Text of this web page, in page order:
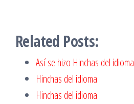
Related Posts:
Así se hizo Hinchas del idioma
Hinchas del idioma
Hinchas del idioma